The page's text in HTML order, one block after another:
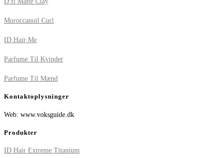
Moroccanoil Curl
ID Hair Me
Parfume Til Kvinder
Parfume Til Mænd
Kontaktoplysninger
Web: www.voksguide.dk
Produkter
ID Hair Extreme Titanium